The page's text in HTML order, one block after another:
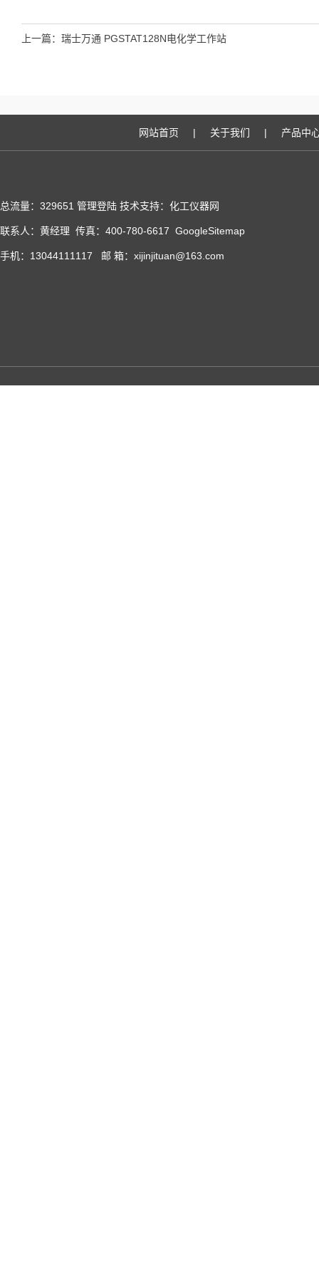
上一篇： 瑞士万通 PGSTAT128N电化学工作站
网站首页 | 关于我们 | 产品中
总流量：329651 管理登陆 技术支持：化工仪器网
联系人：黄经理 传真：400-780-6617 GoogleSitemap
手机：13044111117 邮 箱：xijinjituan@163.com